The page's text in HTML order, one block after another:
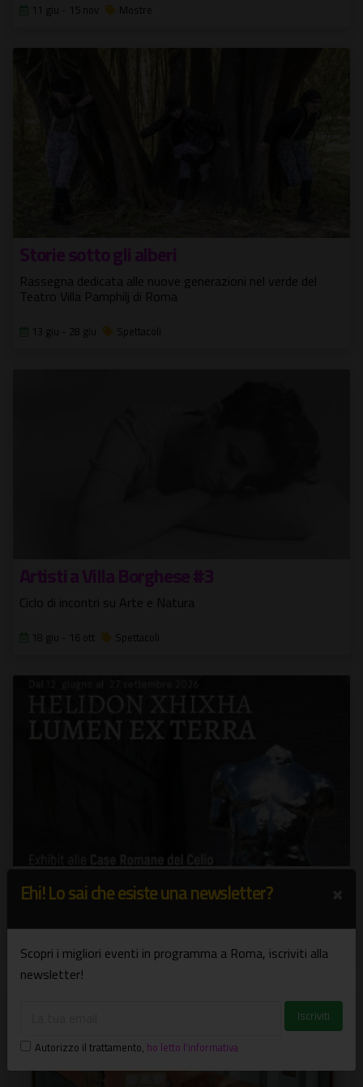
11 giu - 15 nov Mostre
Storie sotto gli alberi
Rassegna dedicata alle nuove generazioni nel verde del
Teatro Villa Pamphilj di Roma
13 giu - 28 giu Spettacoli
Artisti a Villa Borghese #3
Ciclo di incontri su Arte e Natura
18 giu - 16 ott Spettacoli
Lumen ex terra
Ehi! Lo sai che esiste una newsletter?
Scopri i migliori eventi in programma a Roma, iscriviti alla
newsletter!
Autorizzo il trattamento, ho letto l'informativa